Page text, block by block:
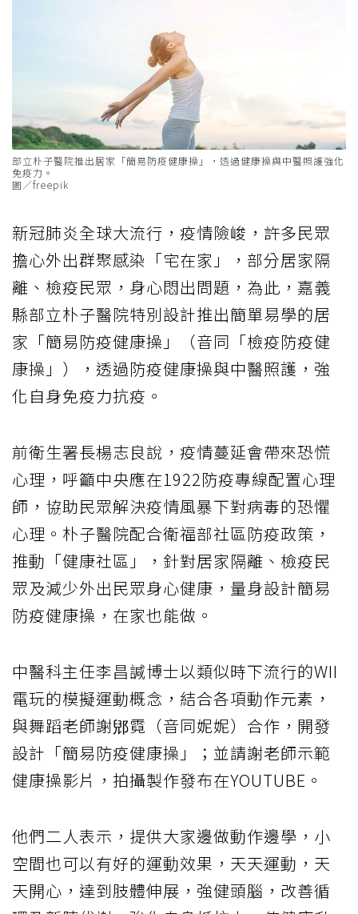
部立朴子醫院推出居家「簡易防疫健康操」，透過健康操與中醫照護強化
免疫力。
圖／freepik
新冠肺炎全球大流行，疫情險峻，許多民眾
擔心外出群聚感染「宅在家」，部分居家隔
離、檢疫民眾，身心悶出問題，為此，嘉義
縣部立朴子醫院特別設計推出簡單易學的居
家「簡易防疫健康操」（音同「檢疫防疫健
康操」），透過防疫健康操與中醫照護，強
化自身免疫力抗疫。
前衛生署長楊志良說，疫情蔓延會帶來恐慌
心理，呼籲中央應在1922防疫專線配置心理
師，協助民眾解決疫情風暴下對病毒的恐懼
心理。朴子醫院配合衛福部社區防疫政策，
推動「健康社區」，針對居家隔離、檢疫民
眾及減少外出民眾身心健康，量身設計簡易
防疫健康操，在家也能做。
中醫科主任李昌諴博士以類似時下流行的WII
電玩的模擬運動概念，結合各項動作元素，
與舞蹈老師謝郳霓（音同妮妮）合作，開發
設計「簡易防疫健康操」；並請謝老師示範
健康操影片，拍攝製作發布在YOUTUBE。
他們二人表示，提供大家邊做動作邊學，小
空間也可以有好的運動效果，天天運動，天
天開心，達到肢體伸展，強健頭腦，改善循